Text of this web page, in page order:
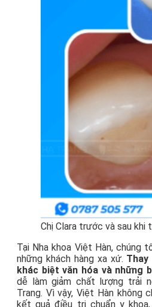
Chị Clara trước và sau khi
Tại Nha khoa Việt Hàn, chúng
những khách hàng xa xứ.
khác biệt văn hóa và những
dễ làm giảm chất lượng trải
Trang. Vì vậy, Việt Hàn không
kết quả điều trị chuẩn y